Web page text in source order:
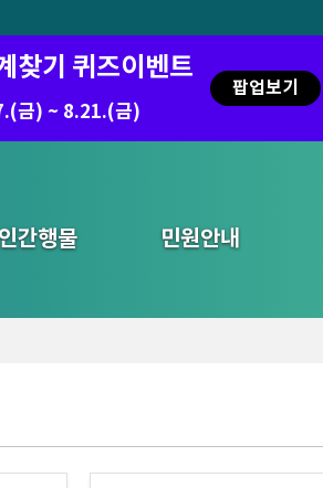
찾기 퀴즈이벤트
금) ~ 8.21.(금)
팝업보기
간행물 민원안내
통합검색